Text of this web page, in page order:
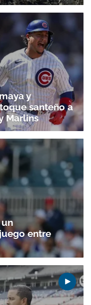
y
santeño a
Marlins
entre